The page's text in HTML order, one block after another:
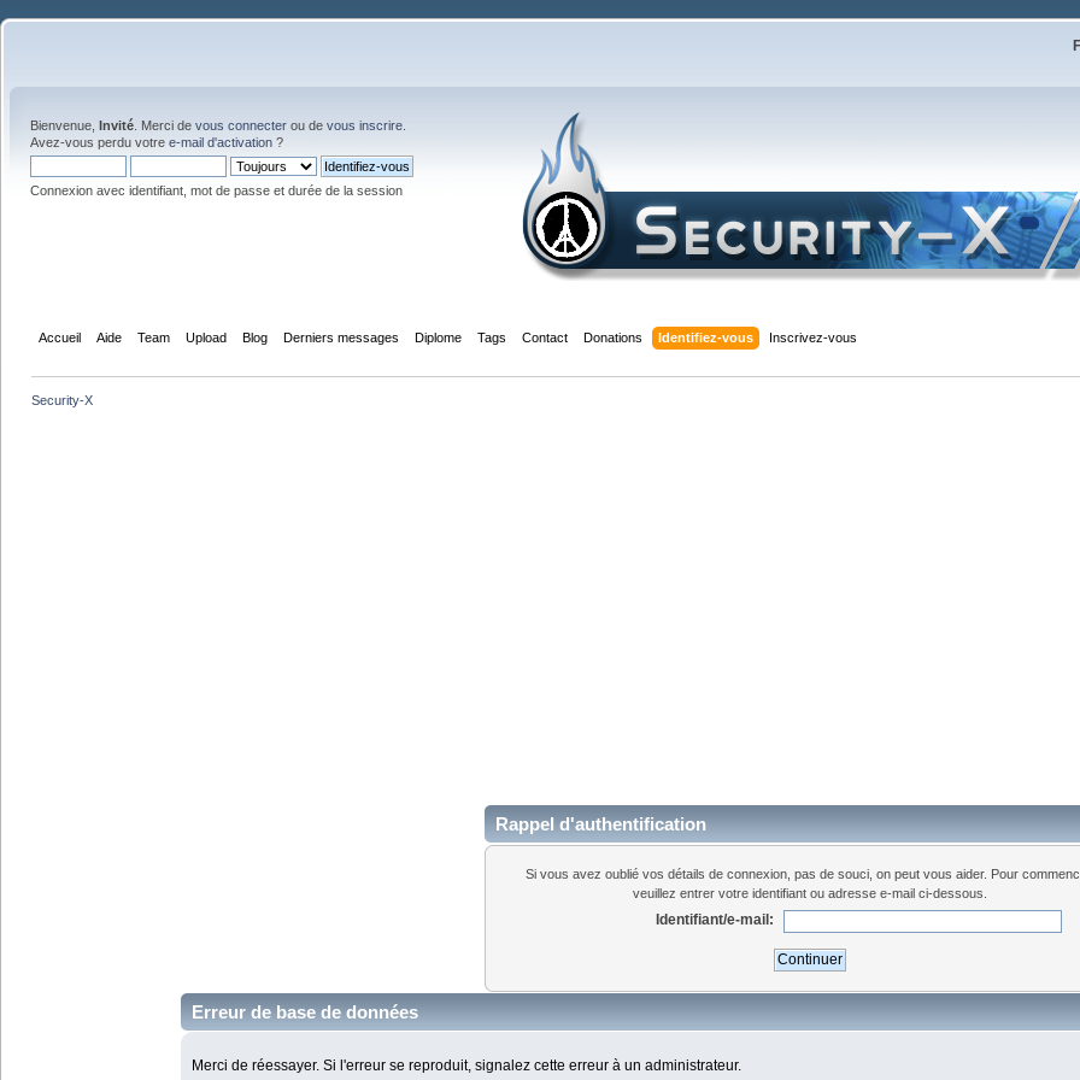
Bienvenue, Invité . Merci de vous connecter ou de vous inscrire
Avez-vous perdu votre e-mail d'activation ?
Connexion avec identifiant, mot de passe et durée de la session
Accueil Aide Team Upload Blog Derniers messages Diplome Tags Contact Donations Identifiez-vous Inscrivez-vous
Security-X
Rappel d'authentification
Si vous avez oublié vos détails de connexion, pas de souci, on peut vous aider. Pour
veuillez entrer votre identifiant ou adresse e-mail ci-dessous.
Identifiant/e-mail:
Erreur de base de données
Merci de réessayer. Si l'erreur se reproduit, signalez cette erreur à un administrateur.